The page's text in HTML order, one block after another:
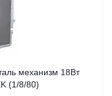
механизм 18Вт
(1/8/80)